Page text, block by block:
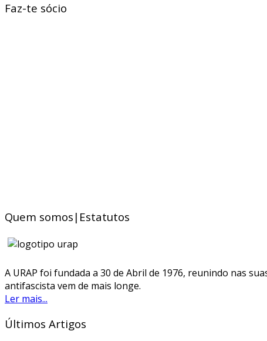
Faz-te sócio
Quem somos|Estatutos
A URAP foi fundada a 30 de Abril de 1976, reunindo nas
antifascista vem de mais longe.
Ler mais...
Últimos Artigos